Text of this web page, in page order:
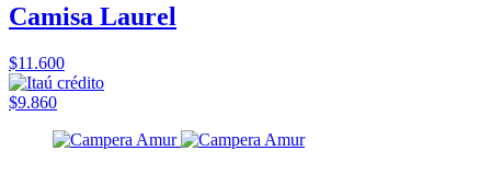
Camisa Laurel
$11.600
$9.860